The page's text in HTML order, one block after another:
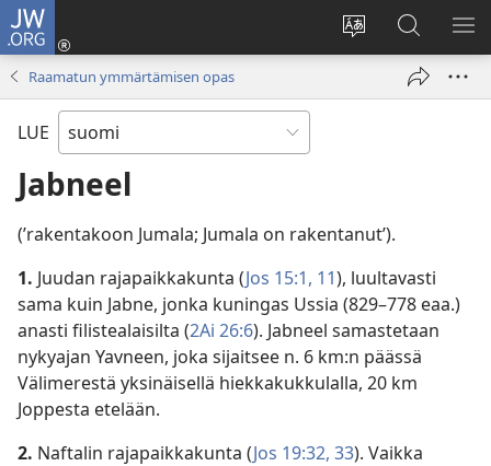
JW.ORG
Vaihda
sivuston
Kirjaudu
(avaa
Hae
JW.ORG-
sivustolta
Raamatun ymmärtämisen opas
LUE
Jabneel
(’rakentakoon Jumala; Jumala on rakentanut’).
1. Juudan rajapaikkakunta (Jos 15:1, 11), luultavasti
sama kuin Jabne, jonka kuningas Ussia (829–778 eaa.)
anasti filistealaisilta (2Ai 26:6). Jabneel samastetaan
nykyajan Yavneen, joka sijaitsee n. 6 km:n päässä
Välimerestä yksinäisellä hiekkakukkulalla, 20 km
Joppesta etelään.
2. Naftalin rajapaikkakunta (Jos 19:32, 33). Vaikka